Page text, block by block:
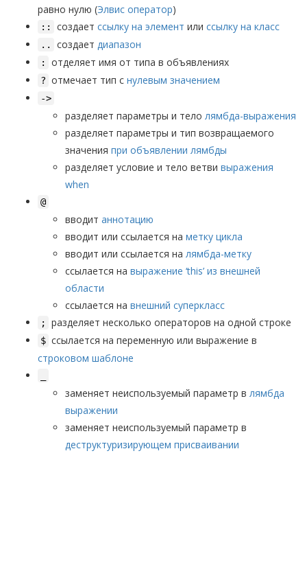
равно нулю (Элвис оператор)
:: создает ссылку на элемент или ссылку на класс
.. создает диапазон
: отделяет имя от типа в объявлениях
? отмечает тип с нулевым значением
->
разделяет параметры и тело лямбда-выражения
разделяет параметры и тип возвращаемого
значения при объявлении лямбды
разделяет условие и тело ветви выражения
when
@
вводит аннотацию
вводит или ссылается на метку цикла
вводит или ссылается на лямбда-метку
ссылается на выражение ‘this’ из внешней
области
ссылается на внешний суперкласс
; разделяет несколько операторов на одной строке
$ ссылается на переменную или выражение в
строковом шаблоне
заменяет неиспользуемый параметр в лямбда
выражении
заменяет неиспользуемый параметр в
деструктуризирующем присваивании